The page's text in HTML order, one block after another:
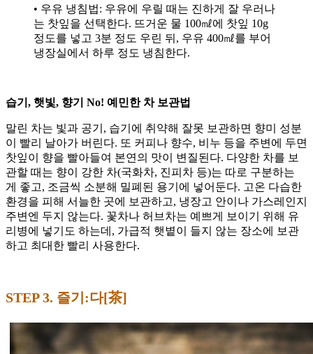
• 우유 냉침법: 우유에 우릴 때는 진하게 잘 우러나
는 찻잎을 선택한다. 뜨거운 물 100㎖에 찻잎 10g
정도를 넣고 3분 정도 우린 뒤, 우유 400㎖를 부어
냉장실에서 하루 정도 냉침한다.
습기, 햇빛, 향기 No! 예민한 차 보관법
말린 차는 빛과 공기, 습기에 취약해 잘못 보관하면 향미 성분
이 빨리 날아가 버린다. 또 커피나 향수, 비누 등을 주변에 두면
찻잎이 향을 빨아들여 본연의 맛이 변질된다. 다양한 차를 보
관할 때는 향이 강한 차(국화차, 진피차 등)는 따로 구분하는
게 좋고, 조금씩 소분해 밀폐된 용기에 넣어둔다. 고온 다습한
환경을 피해 서늘한 곳에 보관하고, 냉장고 안이나 가스레인지
주변엔 두지 않는다. 꽃차나 허브차는 예쁘게 보이기 위해 유
리병에 넣기도 하는데, 가급적 햇볕이 들지 않는 장소에 보관
하고 최대한 빨리 사용한다.
STEP 3. 즐기:다[茶]